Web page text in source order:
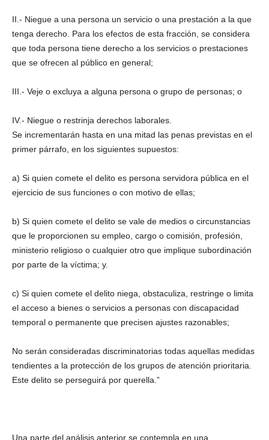
II.- Niegue a una persona un servicio o una prestación a la que
tenga derecho. Para los efectos de esta fracción, se considera
que toda persona tiene derecho a los servicios o prestaciones
que se ofrecen al público en general;
III.- Veje o excluya a alguna persona o grupo de personas; o
IV.- Niegue o restrinja derechos laborales.
Se incrementarán hasta en una mitad las penas previstas en el
primer párrafo, en los siguientes supuestos:
a) Si quien comete el delito es persona servidora pública en el
ejercicio de sus funciones o con motivo de ellas;
b) Si quien comete el delito se vale de medios o circunstancias
que le proporcionen su empleo, cargo o comisión, profesión,
ministerio religioso o cualquier otro que implique subordinación
por parte de la víctima; y.
c) Si quien comete el delito niega, obstaculiza, restringe o limita
el acceso a bienes o servicios a personas con discapacidad
temporal o permanente que precisen ajustes razonables;
No serán consideradas discriminatorias todas aquellas medidas
tendientes a la protección de los grupos de atención prioritaria.
Este delito se perseguirá por querella.”
Una parte del análisis anterior se contempla en una